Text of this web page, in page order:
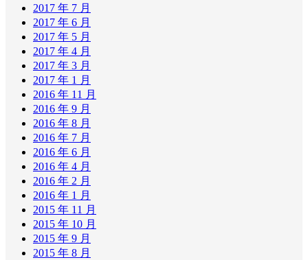
2017 年 7 月
2017 年 6 月
2017 年 5 月
2017 年 4 月
2017 年 3 月
2017 年 1 月
2016 年 11 月
2016 年 9 月
2016 年 8 月
2016 年 7 月
2016 年 6 月
2016 年 4 月
2016 年 2 月
2016 年 1 月
2015 年 11 月
2015 年 10 月
2015 年 9 月
2015 年 8 月